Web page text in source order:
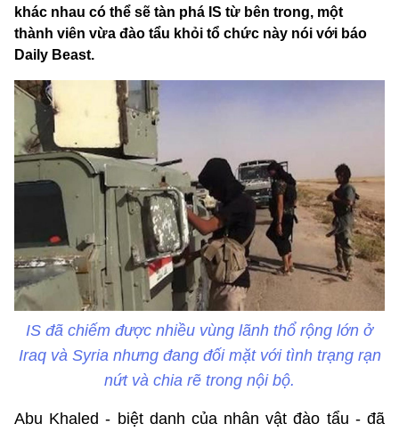
khác nhau có thể sẽ tàn phá IS từ bên trong, một
thành viên vừa đào tẩu khỏi tổ chức này nói với báo
Daily Beast.
IS đã chiếm được nhiều vùng lãnh thổ rộng lớn ở
Iraq và Syria nhưng đang đối mặt với tình trạng rạn
nứt và chia rẽ trong nội bộ.
Abu Khaled - biệt danh của nhân vật đào tẩu - đã